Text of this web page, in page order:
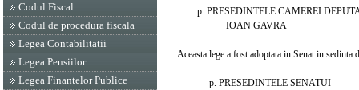
Codul Fiscal
Codul de procedura fiscala
Legea Contabilitatii
Legea Pensiilor
Legea Finantelor Publice
p. PRESEDINTELE CAMEREI
IOAN GAVRA
Aceasta lege a fost adoptata in Senat in
p. PRESEDINTELE SENATUI